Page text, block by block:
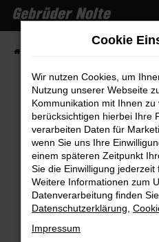
Zum
Hauptinhalt
springen
Fehler:
Beim Laden ist ein
Hier sind ein paar
Überprüfe deine
Cookie
Wir nutzen Cookies, um
Nutzung unserer Webseite
Kommunikation mit Ihnen
berücksichtigen hierbei Ihre
verarbeiten Daten für
wenn Sie uns Ihre
einem späteren Zeitpunkt
Sie die Einwilligung jederzeit
Weitere Informationen zum
Datenverarbeitung finden
Datenschutzerklärung
Impressum